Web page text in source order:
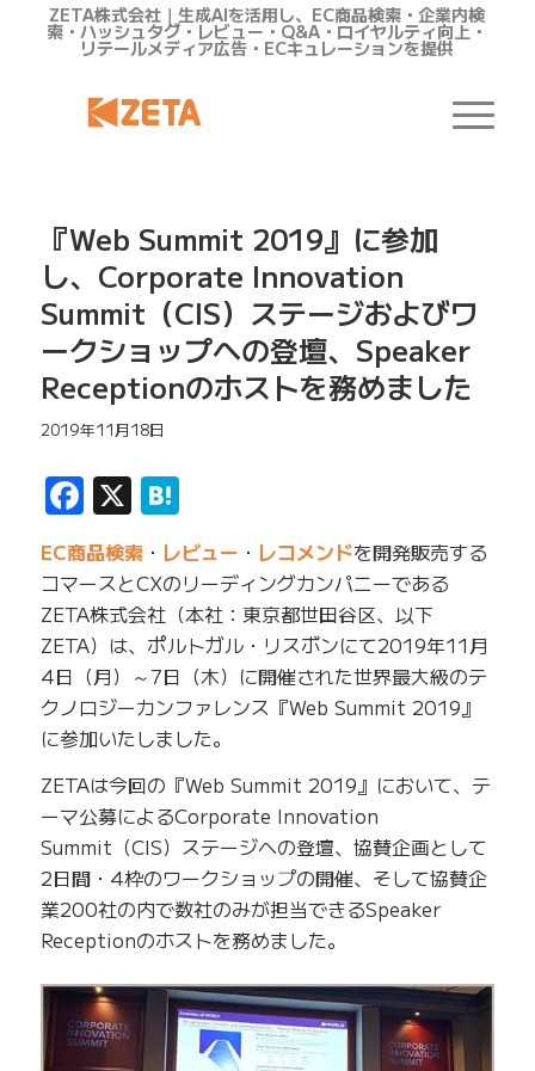
ZETA株式会社｜生成AIを活用し、EC商品検索・企業内検
索・ハッシュタグ・レビュー・Q&A・ロイヤルティ向上・
リテールメディア広告・ECキュレーションを提供
『Web Summit 2019』に参加
し、Corporate Innovation
Summit（CIS）ステージおよびワ
ークショップへの登壇、Speaker
Receptionのホストを務めました
2019年11月18日
Facebook
X Hatena
EC商品検索・ レビュー ・ レコメンドを開発販売する
コマースとCXのリーディングカンパニーである
ZETA株式会社（本社：東京都世田谷区、以下
ZETA）は、ポルトガル・リスボンにて2019年11月
4日（月）～7日（木）に開催された世界最大級のテ
クノロジーカンファレンス『Web Summit 2019』
に参加いたしました。
ZETAは今回の『Web Summit 2019』において、テ
ーマ公募によるCorporate Innovation
Summit（CIS）ステージへの登壇、協賛企画として
2日間・4枠のワークショップの開催、そして協賛企
業200社の内で数社のみが担当できるSpeaker
Receptionのホストを務めました。